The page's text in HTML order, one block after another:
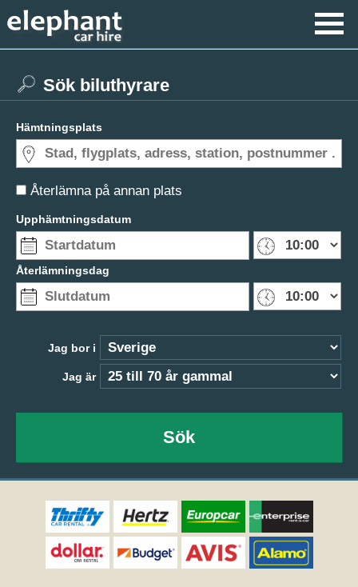
Återlämna på annan plats
Sök biluthyrare
Hämtningsplats
Upphämtningsdatum
Återlämningsdag
Jag bor i
Jag är
Sök